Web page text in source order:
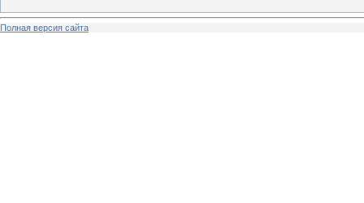
Полная версия сайта